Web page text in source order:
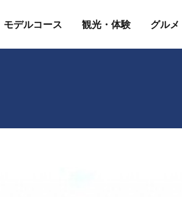
モデルコース 観光・体験 グルメ